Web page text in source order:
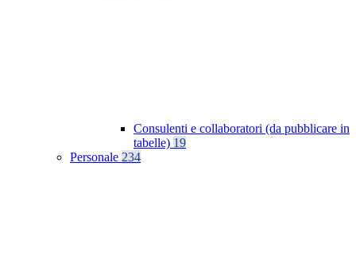
Consulenti e collaboratori (da pubblicare in
tabelle) 19
Personale 234